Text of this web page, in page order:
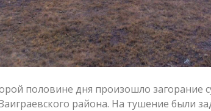
половине дня произошло загорание
района. На тушение были